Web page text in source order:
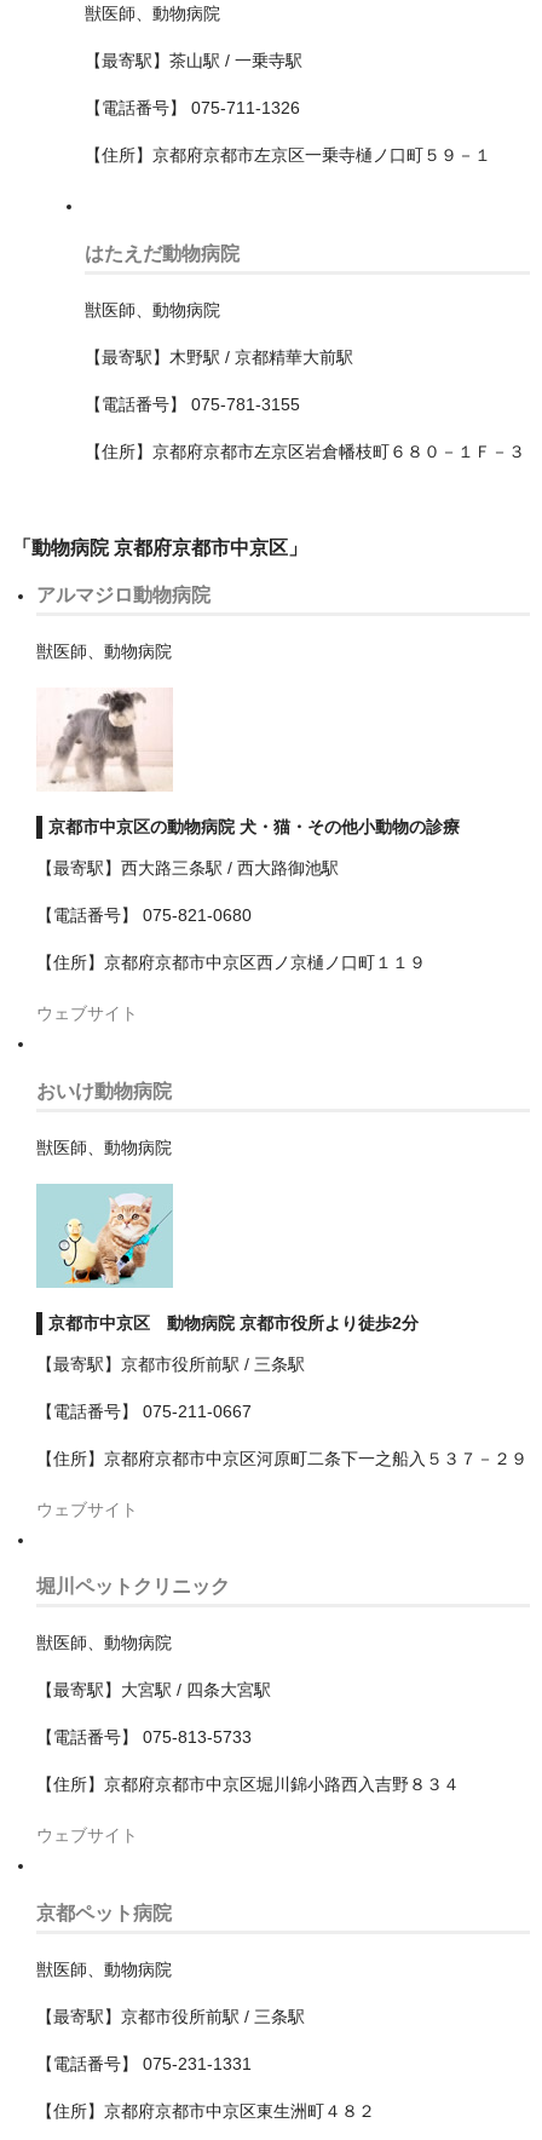
港区
瑞穂区
緑区
西区
名古屋市以外
安城市
岡崎市
豊田市
新潟県
あきる野市
世田谷区
中央区
中野区
八丈島ほか
墨田区
墨田区
多摩市
大田区
小平市
獣医師、動物病院
【最寄駅】茶山駅 / 一乗寺駅
【電話番号】 075-711-1326
【住所】京都府京都市左京区一乗寺樋ノ口町５９－１
はたえだ動物病院
獣医師、動物病院
【最寄駅】木野駅 / 京都精華大前駅
【電話番号】 075-781-3155
【住所】京都府京都市左京区岩倉幡枝町６８０－１Ｆ－３
「動物病院 京都府京都市中京区」
アルマジロ動物病院
獣医師、動物病院
京都市中京区の動物病院 犬・猫・その他小動物の診療
【最寄駅】西大路三条駅 / 西大路御池駅
【電話番号】 075-821-0680
【住所】京都府京都市中京区西ノ京樋ノ口町１１９
ウェブサイト
おいけ動物病院
獣医師、動物病院
京都市中京区 動物病院 京都市役所より徒歩2分
【最寄駅】京都市役所前駅 / 三条駅
【電話番号】 075-211-0667
【住所】京都府京都市中京区河原町二条下一之船入５３７－２９
ウェブサイト
堀川ペットクリニック
獣医師、動物病院
【最寄駅】大宮駅 / 四条大宮駅
【電話番号】 075-813-5733
【住所】京都府京都市中京区堀川錦小路西入吉野８３４
ウェブサイト
京都ペット病院
獣医師、動物病院
【最寄駅】京都市役所前駅 / 三条駅
【電話番号】 075-231-1331
【住所】京都府京都市中京区東生洲町４８２